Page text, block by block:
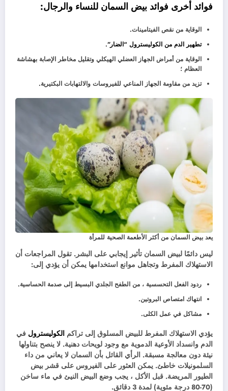
فوائد أخرى فوائد بيض السمان للنساء والرجال:
الوقاية من نقص الفيتامينات.
تطهير الدم من الكوليسترول “الضار”.
الوقاية من أمراض الجهاز العضلي الهيكلي وتقليل مخاطر الإصابة بهشاشة
العظام ؛
تزيد من مقاومة الجهاز المناعي للفيروسات والالتهابات البكتيرية.
يعد بيض السمان من أكثر الأطعمة الصحية للمرأة
ليس دائمًا لبيض السمان تأثير إيجابي على البشر. تقول المراجعات أن
الاستهلاك المفرط وتجاهل موانع استخدامها يمكن أن يؤدي إلى:
ردود الفعل التحسسية ، من الطفح الجلدي البسيط إلى صدمة الحساسية.
انتهاك امتصاص البروتين.
مشاكل في عمل الكلى.
يؤدي الاستهلاك المفرط للبيض المسلوق إلى تراكم الكوليسترول في
الدم وانسداد الأوعية الدموية مع وجود لويحات دهنية. لا ينصح بتناولها
نيئة دون معالجة مسبقة. الرأي القائل بأن السمان لا يعاني من داء
السلمونيلات خاطئ. يمكن العثور على الفيروس على قشر بيض
الطيور المريضة. قبل الأكل ، يجب وضع البيض النيئ في ماء ساخن
(70-80 درجة مئوية) لمدة 3 دقائق.